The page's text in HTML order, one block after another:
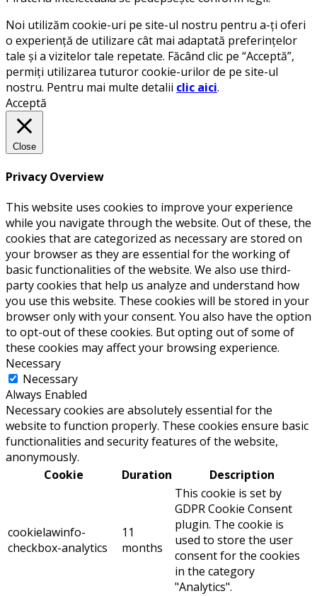
Noi utilizăm cookie-uri pe site-ul nostru pentru a-ți oferi
o experiență de utilizare cât mai adaptată preferințelor
tale și a vizitelor tale repetate. Făcând clic pe “Acceptă”,
permiți utilizarea tuturor cookie-urilor de pe site-ul
nostru. Pentru mai multe detalii clic aici.
Acceptă
Close
Privacy Overview
This website uses cookies to improve your experience
while you navigate through the website. Out of these, the
cookies that are categorized as necessary are stored on
your browser as they are essential for the working of
basic functionalities of the website. We also use third-
party cookies that help us analyze and understand how
you use this website. These cookies will be stored in your
browser only with your consent. You also have the option
to opt-out of these cookies. But opting out of some of
these cookies may affect your browsing experience.
Necessary
Necessary
Always Enabled
Necessary cookies are absolutely essential for the
website to function properly. These cookies ensure basic
functionalities and security features of the website,
anonymously.
Cookie
Duration Description
cookielawinfo-
checkbox-analytics
11
months
This cookie is set by
GDPR Cookie Consent
plugin. The cookie is
used to store the user
consent for the cookies
in the category
"Analytics".